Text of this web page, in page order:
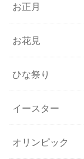
お正月
お花見
ひな祭り
イースター
オリンピック